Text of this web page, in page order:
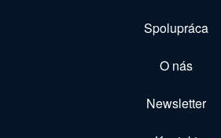
Spolupráca
O nás
Newsletter